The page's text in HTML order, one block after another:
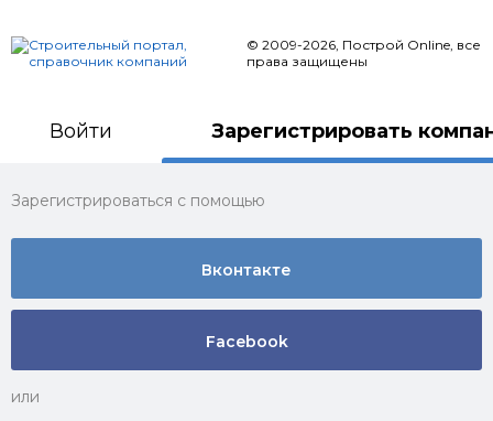
© 2009-2026, Построй Online, все
права защищены
Войти Зарегистрировать
Зарегистрироваться с помощью
Вконтакте
Facebook
или